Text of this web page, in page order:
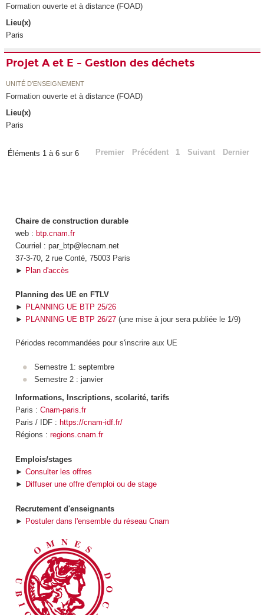
Formation ouverte et à distance (FOAD)
Lieu(x)
Paris
Projet A et E - Gestion des déchets
UNITÉ D’ENSEIGNEMENT
Formation ouverte et à distance (FOAD)
Lieu(x)
Paris
Éléments 1 à 6 sur 6 Premier Précédent 1 Suivant Dernier
Chaire de construction durable
web : btp.cnam.fr
Courriel : par_btp@lecnam.net
37-3-70, 2 rue Conté, 75003 Paris
► Plan d'accès
Planning des UE en FTLV
► PLANNING UE BTP 25/26
► PLANNING UE BTP 26/27(une mise à jour sera publiée le 1/9)
Périodes recommandées pour s'inscrire aux UE
Semestre 1: septembre
Semestre 2 : janvier
Informations, Inscriptions, scolarité, tarifs
Paris : Cnam-paris.fr
Paris / IDF : https://cnam-idf.fr/
Régions : regions.cnam.fr
Emplois/stages
► Consulter les offres
► Diffuser une offre d'emploi ou de stage
Recrutement d'enseignants
► Postuler dans l'ensemble du réseau Cnam